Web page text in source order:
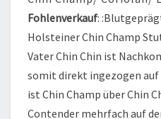
Fohlenverkauf:
Holsteiner Chin Champ
Vater Chin Chin ist
somit direkt ingezogen auf
ist Chin Champ über Chin
Contender mehrfach auf